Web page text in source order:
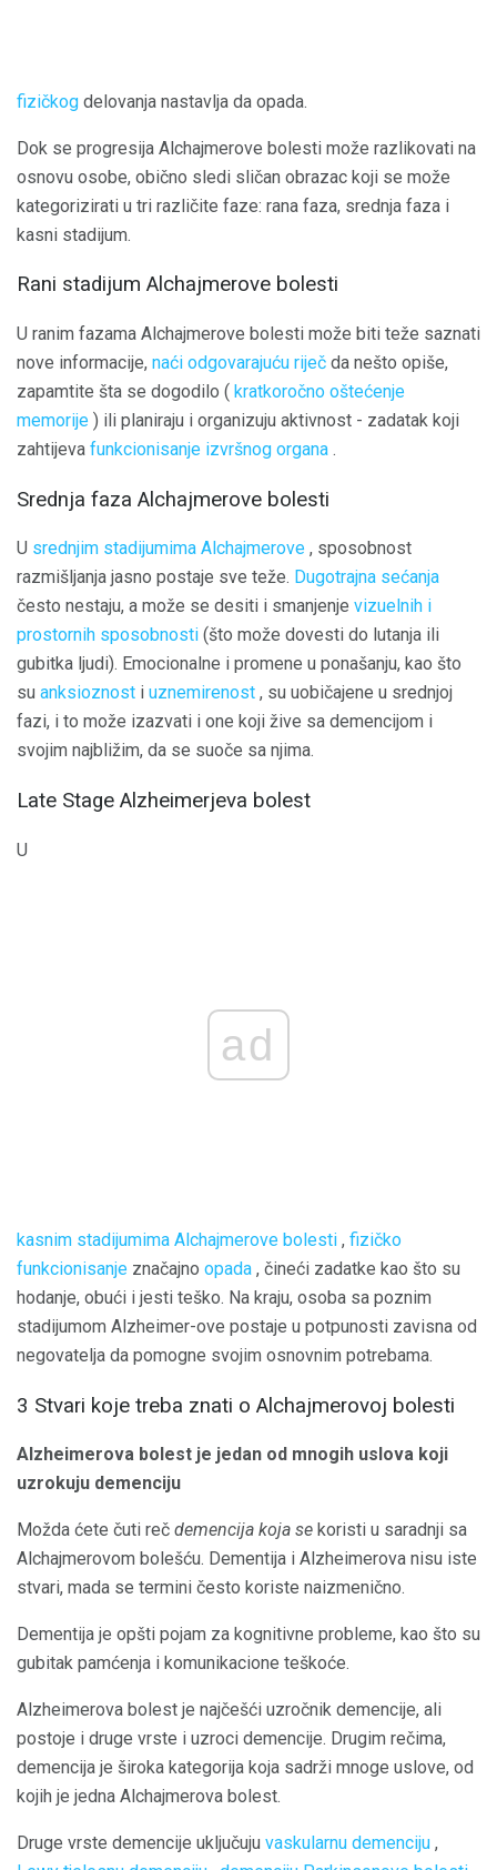
fizičkog delovanja nastavlja da opada.
Dok se progresija Alchajmerove bolesti može razlikovati na
osnovu osobe, obično sledi sličan obrazac koji se može
kategorizirati u tri različite faze: rana faza, srednja faza i
kasni stadijum.
Rani stadijum Alchajmerove bolesti
U ranim fazama Alchajmerove bolesti može biti teže saznati
nove informacije, naći odgovarajuću riječ da nešto opiše,
zapamtite šta se dogodilo ( kratkoročno oštećenje
memorije ) ili planiraju i organizuju aktivnost - zadatak koji
zahtijeva funkcionisanje izvršnog organa .
Srednja faza Alchajmerove bolesti
U srednjim stadijumima Alchajmerove , sposobnost
razmišljanja jasno postaje sve teže. Dugotrajna sećanja
često nestaju, a može se desiti i smanjenje vizuelnih i
prostornih sposobnosti (što može dovesti do lutanja ili
gubitka ljudi). Emocionalne i promene u ponašanju, kao što
su anksioznost i uznemirenost , su uobičajene u srednjoj
fazi, i to može izazvati i one koji žive sa demencijom i
svojim najbližim, da se suoče sa njima.
Late Stage Alzheimerjeva bolest
U
ad
kasnim stadijumima Alchajmerove bolesti , fizičko
funkcionisanje značajno opada , čineći zadatke kao što su
hodanje, obući i jesti teško. Na kraju, osoba sa poznim
stadijumom Alzheimer-ove postaje u potpunosti zavisna od
negovatelja da pomogne svojim osnovnim potrebama.
3 Stvari koje treba znati o Alchajmerovoj bolesti
Alzheimerova bolest je jedan od mnogih uslova koji
uzrokuju demenciju
Možda ćete čuti reč demencija koja se koristi u saradnji sa
Alchajmerovom bolešću. Dementija i Alzheimerova nisu iste
stvari, mada se termini često koriste naizmenično.
Dementija je opšti pojam za kognitivne probleme, kao što su
gubitak pamćenja i komunikacione teškoće.
Alzheimerova bolest je najčešći uzročnik demencije, ali
postoje i druge vrste i uzroci demencije. Drugim rečima,
demencija je široka kategorija koja sadrži mnoge uslove, od
kojih je jedna Alchajmerova bolest.
Druge vrste demencije uključuju vaskularnu demenciju ,